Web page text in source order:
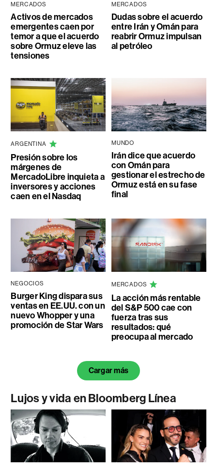
MERCADOS
Activos de mercados
emergentes caen por
temor a que el acuerdo
sobre Ormuz eleve las
tensiones
MERCADOS
Dudas sobre el acuerdo
entre Irán y Omán para
reabrir Ormuz impulsan
al petróleo
ARGENTINA
Presión sobre los
márgenes de
MercadoLibre inquieta a
inversores y acciones
caen en el Nasdaq
MUNDO
Irán dice que acuerdo
con Omán para
gestionar el estrecho de
Ormuz está en su fase
final
NEGOCIOS
Burger King dispara sus
ventas en EE.UU. con un
nuevo Whopper y una
promoción de Star Wars
MERCADOS
La acción más rentable
del S&P 500 cae con
fuerza tras sus
resultados: qué
preocupa al mercado
Cargar más
Lujos y vida en Bloomberg Línea